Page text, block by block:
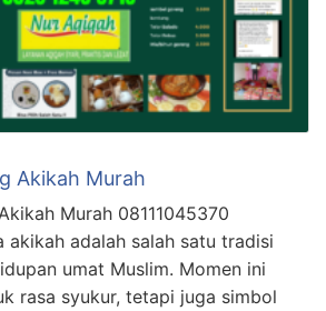
Akikah Murah
Murah 08111045370
akikah adalah salah satu tradisi
umat Muslim. Momen ini
rasa syukur, tetapi juga simbol